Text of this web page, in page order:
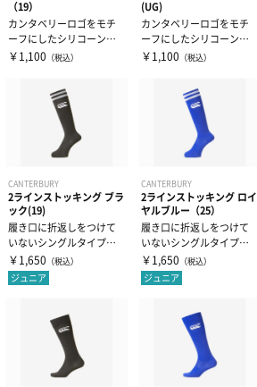
（19）
カンタベリーロゴをモチ
ーフにしたシリコーン製
のキーリングです。
￥1,100 （税込）
(UG)
カンタベリーロゴをモチ
ーフにしたシリコーン製
のキーリングです。
￥1,100 （税込）
CANTERBURY
2ラインストッキング ブラ
ック(19)
履き口に折返しをつけて
いないシングルタイプのJ
R.サイズ2ラインストッキ
ングです...
￥1,650 （税込）
ジュニア
CANTERBURY
2ラインストッキング ロイ
ヤルブルー（25）
履き口に折返しをつけて
いないシングルタイプのJ
R.サイズ2ラインストッキ
ングです...
￥1,650 （税込）
ジュニア